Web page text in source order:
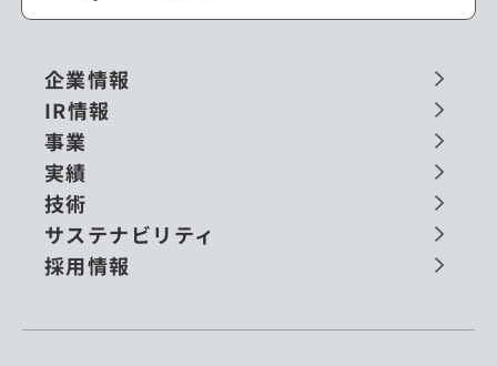
企業情報
IR情報
事業
実績
技術
サステナビリティ
採用情報